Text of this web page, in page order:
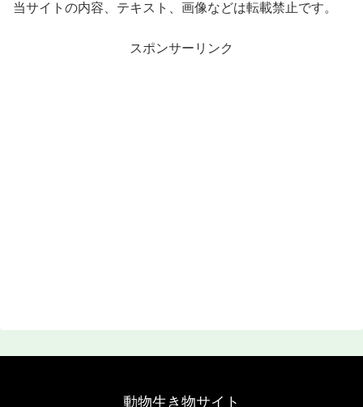
当サイトの内容、テキスト、画像などは転載禁止です。
スポンサーリンク
動物生き物サイト